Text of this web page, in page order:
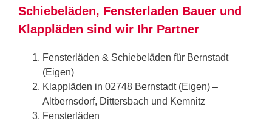
Schiebeläden, Fensterladen Bauer und
Klappläden sind wir Ihr Partner
Fensterläden & Schiebeläden für Bernstadt
(Eigen)
Klappläden in 02748 Bernstadt (Eigen) –
Altbernsdorf, Dittersbach und Kemnitz
Fensterläden